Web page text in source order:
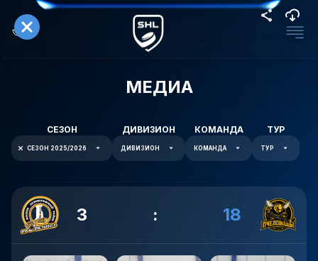
МЕДИА
СЕЗОН
СЕЗОН 2025/2026
ДИВИЗИОН
ДИВИЗИОН
КОМАНДА
КОМАНДА
ТУР
ТУР
3 : 18